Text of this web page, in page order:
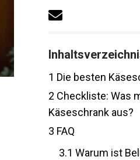
1 Die besten
2 Checkliste: Was
Käseschrank aus?
3 FAQ
3.1 Warum ist